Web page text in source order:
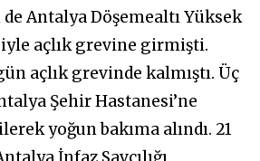
Antalya Döşemealtı Yüksek
açlık grevine girmişti.
açlık grevinde kalmıştı. Üç
Şehir Hastanesi’ne
yoğun bakıma alındı. 21